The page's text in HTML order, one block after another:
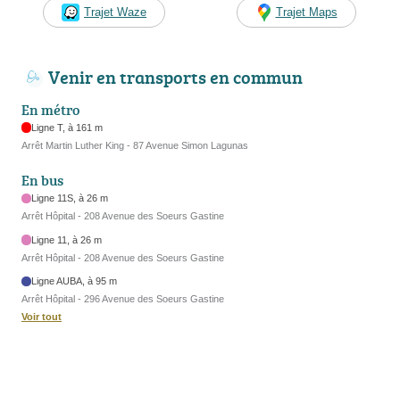
Trajet Waze Trajet Maps
Venir en transports en commun
En métro
Ligne T, à 161 m
Arrêt Martin Luther King - 87 Avenue Simon Lagunas
En bus
Ligne 11S, à 26 m
Arrêt Hôpital - 208 Avenue des Soeurs Gastine
Ligne 11, à 26 m
Arrêt Hôpital - 208 Avenue des Soeurs Gastine
Ligne AUBA, à 95 m
Arrêt Hôpital - 296 Avenue des Soeurs Gastine
Voir tout